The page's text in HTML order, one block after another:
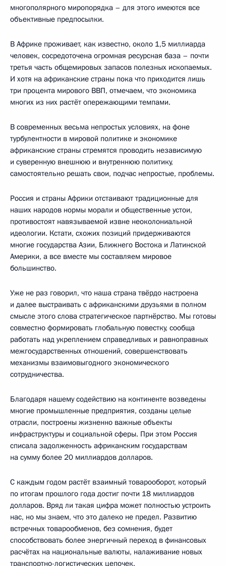
многополярного миропорядка – для этого имеются все
объективные предпосылки.
В Африке проживает, как известно, около 1,5 миллиарда
человек, сосредоточена огромная ресурсная база – почти
третья часть общемировых запасов полезных ископаемых.
И хотя на африканские страны пока что приходится лишь
три процента мирового ВВП, отмечаем, что экономика
многих из них растёт опережающими темпами.
В современных весьма непростых условиях, на фоне
турбулентности в мировой политике и экономике
африканские страны стремятся проводить независимую
и суверенную внешнюю и внутреннюю политику,
самостоятельно решать свои, подчас непростые, проблемы.
Россия и страны Африки отстаивают традиционные для
наших народов нормы морали и общественные устои,
противостоят навязываемой извне неоколониальной
идеологии. Кстати, схожих позиций придерживаются
многие государства Азии, Ближнего Востока и Латинской
Америки, а все вместе мы составляем мировое
большинство.
Уже не раз говорил, что наша страна твёрдо настроена
и далее выстраивать с африканскими друзьями в полном
смысле этого слова стратегическое партнёрство. Мы готовы
совместно формировать глобальную повестку, сообща
работать над укреплением справедливых и равноправных
межгосударственных отношений, совершенствовать
механизмы взаимовыгодного экономического
сотрудничества.
Благодаря нашему содействию на континенте возведены
многие промышленные предприятия, созданы целые
отрасли, построены жизненно важные объекты
инфраструктуры и социальной сферы. При этом Россия
списала задолженность африканским государствам
на сумму более 20 миллиардов долларов.
С каждым годом растёт взаимный товарооборот, который
по итогам прошлого года достиг почти 18 миллиардов
долларов. Вряд ли такая цифра может полностью устроить
нас, но мы знаем, что это далеко не предел. Развитию
встречных товарообменов, без сомнения, будет
способствовать более энергичный переход в финансовых
расчётах на национальные валюты, налаживание новых
транспортно-логистических цепочек.